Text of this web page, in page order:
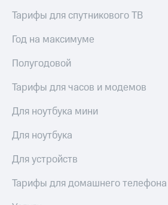
Тарифы для спутникового ТВ
Год на максимуме
Полугодовой
Тарифы для часов и модемов
Для ноутбука мини
Для ноутбука
Для устройств
Тарифы для домашнего телефона